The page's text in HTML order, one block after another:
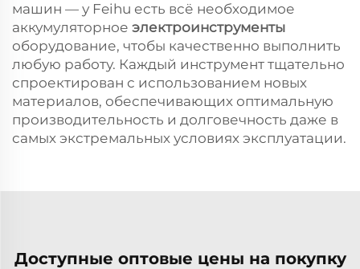
машин — у Feihu есть всё необходимое
аккумуляторное электроинструменты
оборудование, чтобы качественно выполнить
любую работу. Каждый инструмент тщательно
спроектирован с использованием новых
материалов, обеспечивающих оптимальную
производительность и долговечность даже в
самых экстремальных условиях эксплуатации.
Доступные оптовые цены на покупку